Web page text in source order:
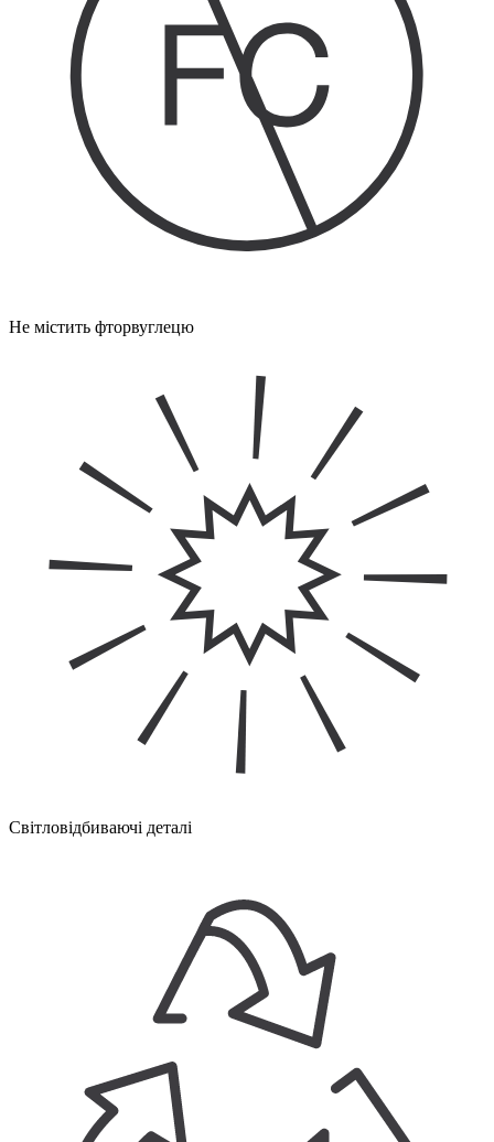
Не містить фторвуглецю
Світловідбиваючі деталі